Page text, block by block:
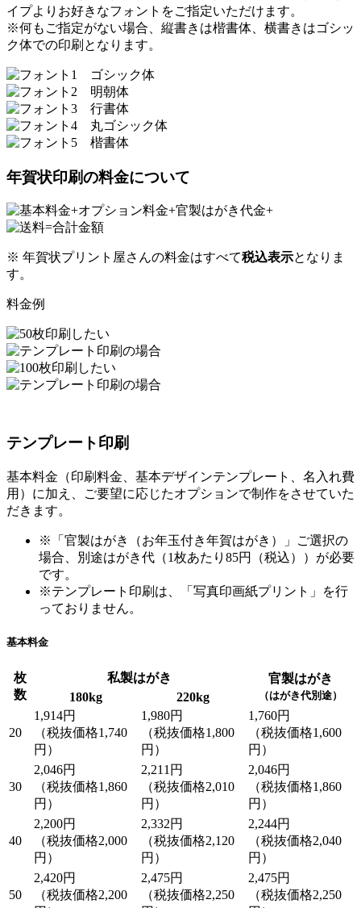
イプよりお好きなフォントをご指定いただけます。
※何もご指定がない場合、縦書きは楷書体、横書きはゴシッ
ク体での印刷となります。
年賀状印刷の料金について
※ 年賀状プリント屋さんの料金はすべて税込表示となりま
す。
料金例
テンプレート印刷
基本料金（印刷料金、基本デザインテンプレート、名入れ費
用）に加え、ご要望に応じたオプションで制作をさせていた
だきます。
※「官製はがき（お年玉付き年賀はがき）」ご選択の
場合、別途はがき代（1枚あたり85円（税込））が必要
です。
※テンプレート印刷は、「写真印画紙プリント」を行
っておりません。
基本料金
枚
数
私製はがき 官製はがき
（はがき代別途）
180kg 220kg
20
1,914円
（税抜価格1,740
円）
1,980円
（税抜価格1,800
円）
1,760円
（税抜価格1,600
円）
30
2,046円
（税抜価格1,860
円）
2,211円
（税抜価格2,010
円）
2,046円
（税抜価格1,860
円）
40
2,200円
（税抜価格2,000
円）
2,332円
（税抜価格2,120
円）
2,244円
（税抜価格2,040
円）
50
2,420円
（税抜価格2,200
2,475円
（税抜価格2,250
2,475円
（税抜価格2,250